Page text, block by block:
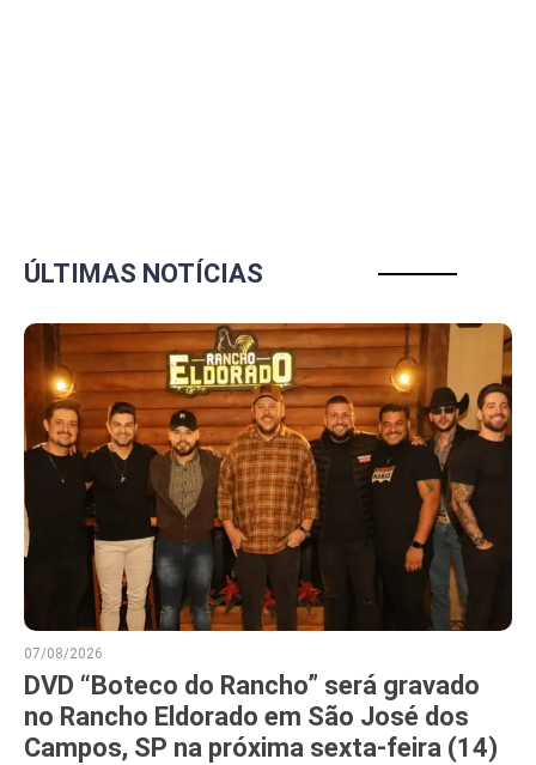
ÚLTIMAS NOTÍCIAS
07/08/2026
DVD “Boteco do Rancho” será gravado
no Rancho Eldorado em São José dos
Campos, SP na próxima sexta-feira (14)